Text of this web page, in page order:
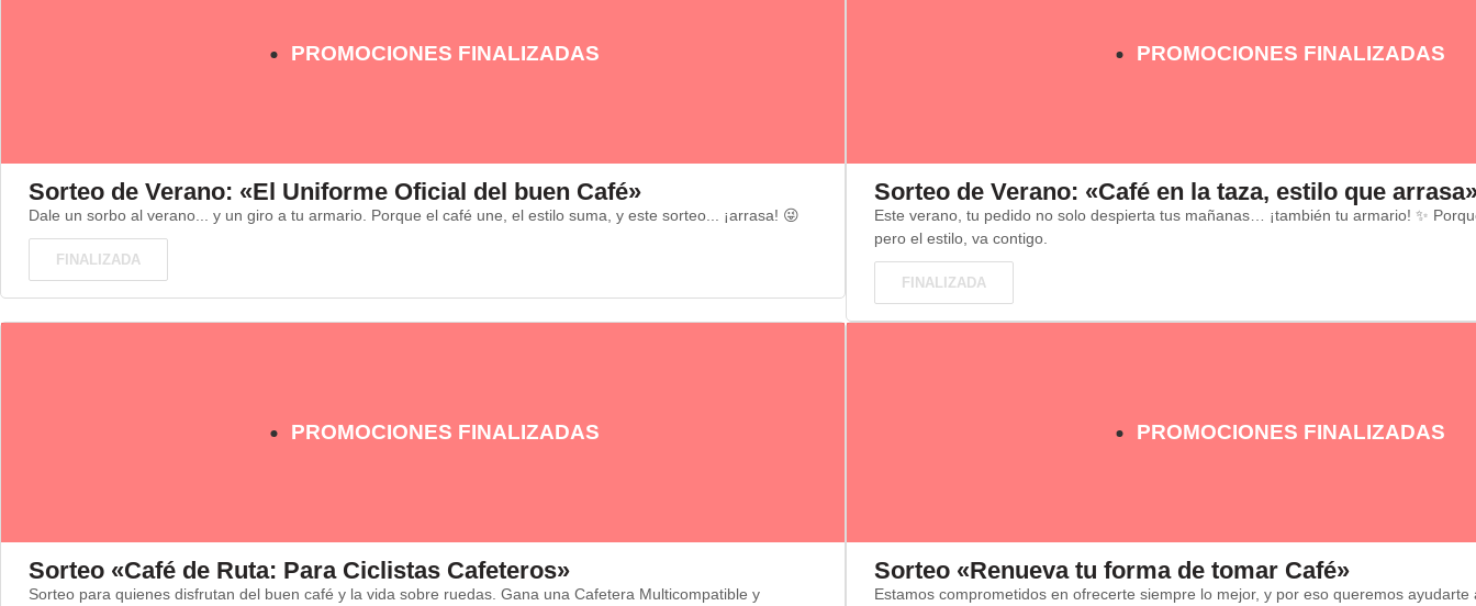
PROMOCIONES FINALIZADAS
Sorteo de Verano: «El Uniforme Oficial del buen Café»
Dale un sorbo al verano... y un giro a tu armario. Porque el café une, el estilo suma, y este sorteo... ¡arrasa! 😜
FINALIZADA
PROMOCIONES FINALIZADAS
Sorteo de Verano: «Café en la taza, estilo que
Este verano, tu pedido no solo despierta tus mañanas… ¡también tu armario! ✨
pero el estilo, va contigo.
FINALIZADA
PROMOCIONES FINALIZADAS
Sorteo «Café de Ruta: Para Ciclistas Cafeteros»
Sorteo para quienes disfrutan del buen café y la vida sobre ruedas. Gana una Cafetera Multicompatible y
PROMOCIONES FINALIZADAS
Sorteo «Renueva tu forma de tomar Café»
Estamos comprometidos en ofrecerte siempre lo mejor, y por eso queremos ayudarte